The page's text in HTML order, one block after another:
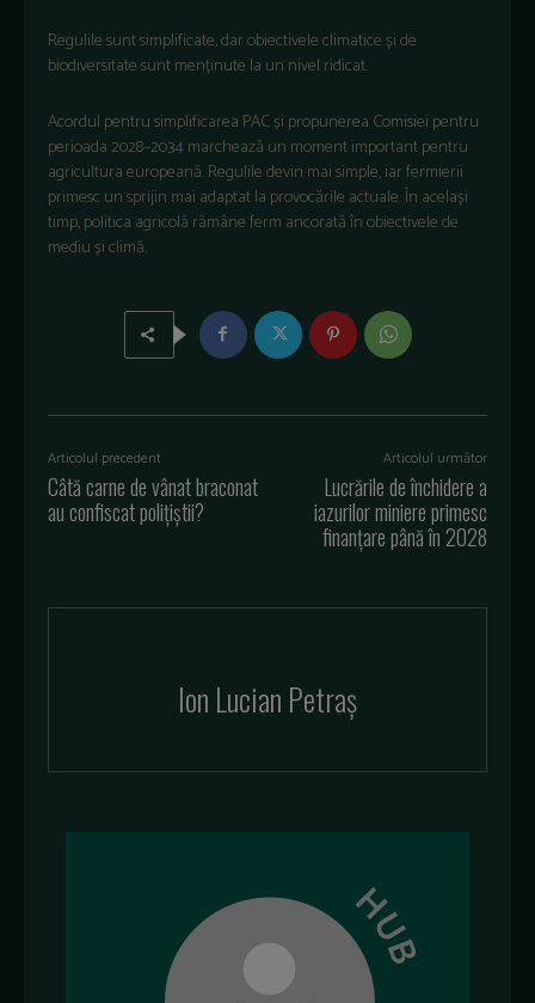
Regulile sunt simplificate, dar obiectivele climatice și de
biodiversitate sunt menținute la un nivel ridicat.
Acordul pentru simplificarea PAC și propunerea Comisiei pentru
perioada 2028–2034 marchează un moment important pentru
agricultura europeană. Regulile devin mai simple, iar fermierii
primesc un sprijin mai adaptat la provocările actuale. În același
timp, politica agricolă rămâne ferm ancorată în obiectivele de
mediu și climă.
Articolul precedent
Câtă carne de vânat braconat
au confiscat polițiștii?
Articolul următor
Lucrările de închidere a
iazurilor miniere primesc
finanțare până în 2028
Ion Lucian Petraș